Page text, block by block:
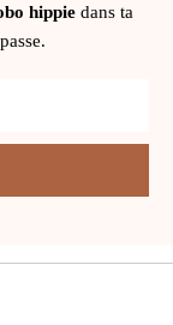
hippie dans ta